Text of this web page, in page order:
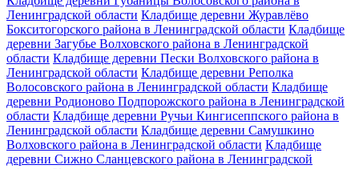
Ленинградской области Кладбище деревни Журавлёво
Бокситогорского района в Ленинградской области Кладбище
деревни Загубье Волховского района в Ленинградской
области Кладбище деревни Пески Волховского района в
Ленинградской области Кладбище деревни Реполка
Волосовского района в Ленинградской области Кладбище
деревни Родионово Подпорожского района в Ленинградской
области Кладбище деревни Ручьи Кингисеппского района в
Ленинградской области Кладбище деревни Самушкино
Волховского района в Ленинградской области Кладбище
деревни Сижно Сланцевского района в Ленинградской